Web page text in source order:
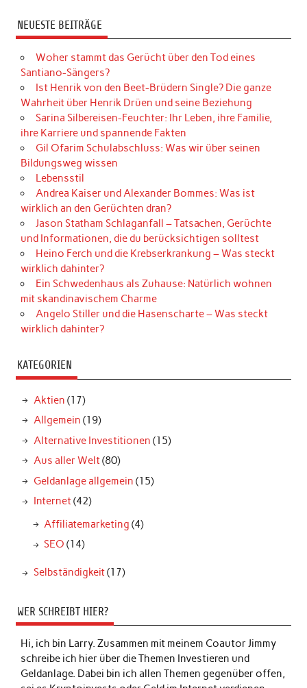
NEUESTE BEITRÄGE
Woher stammt das Gerücht über den Tod eines
Santiano-Sängers?
Ist Henrik von den Beet-Brüdern Single? Die ganze
Wahrheit über Henrik Drüen und seine Beziehung
Sarina Silbereisen-Feuchter: Ihr Leben, ihre Familie,
ihre Karriere und spannende Fakten
Gil Ofarim Schulabschluss: Was wir über seinen
Bildungsweg wissen
Lebensstil
Andrea Kaiser und Alexander Bommes: Was ist
wirklich an den Gerüchten dran?
Jason Statham Schlaganfall – Tatsachen, Gerüchte
und Informationen, die du berücksichtigen solltest
Heino Ferch und die Krebserkrankung – Was steckt
wirklich dahinter?
Ein Schwedenhaus als Zuhause: Natürlich wohnen
mit skandinavischem Charme
Angelo Stiller und die Hasenscharte – Was steckt
wirklich dahinter?
KATEGORIEN
Aktien (17)
Allgemein (19)
Alternative Investitionen (15)
Aus aller Welt(80)
Geldanlage allgemein (15)
Internet(42)
Affiliatemarketing (4)
SEO (14)
Selbständigkeit(17)
WER SCHREIBT HIER?
Hi, ich bin Larry. Zusammen mit meinem Coautor Jimmy
schreibe ich hier über die Themen Investieren und
Geldanlage. Dabei bin ich allen Themen gegenüber offen,